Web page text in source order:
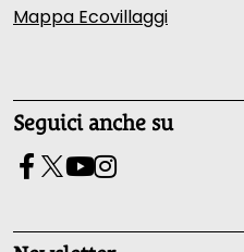
Mappa Ecovillaggi
Seguici anche su